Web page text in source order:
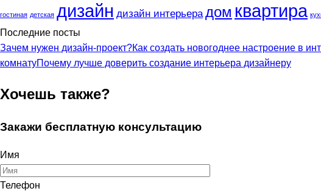
гостиная детская дизайн дизайн интерьера дом квартира
Последние посты
Зачем нужен дизайн-проект?Как создать новогоднее настроение в
комнатуПочему лучше доверить создание интерьера дизайнеру
Хочешь также?
Закажи бесплатную консультацию
Имя
Телефон